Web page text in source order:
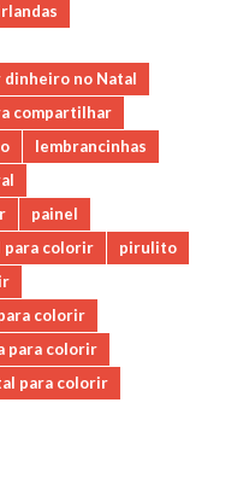
dinheiro no Natal
compartilhar
lembrancinhas
painel
para colorir
pirulito
colorir
para colorir
para colorir